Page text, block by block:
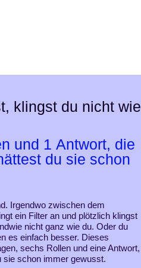
klingst du nicht wie
und 1 Antwort, die
du sie schon
Irgendwo zwischen dem
ein Filter an und plötzlich klingst
nicht ganz wie du. Oder du
es einfach besser. Dieses
sechs Rollen und eine Antwort,
sie schon immer gewusst.